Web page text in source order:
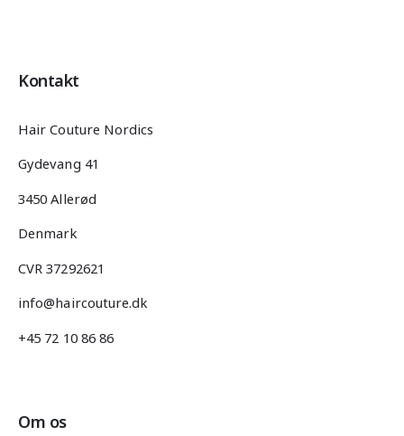
Kontakt
Hair Couture Nordics
Gydevang 41
3450 Allerød
Denmark
CVR 37292621
info@haircouture.dk
+45 72 10 86 86
Om os